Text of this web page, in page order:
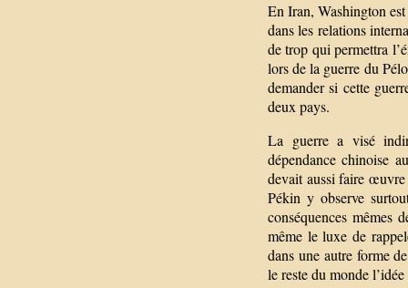
En Iran, Washington
dans les relations
de trop qui permettra
lors de la guerre du
demander si cette
deux pays.
La guerre a visé
dépendance chinoise
devait aussi faire œuvre
Pékin y observe
conséquences mêmes
même le luxe de
dans une autre forme
le reste du monde